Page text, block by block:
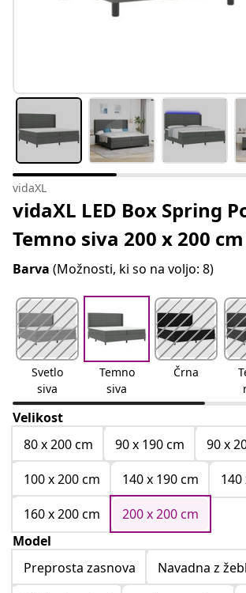
vidaXL
vidaXL LED Box Spring
Temno siva 200 x 200
Barva (Možnosti, ki so na voljo: 8)
Svetlo
siva
Temno
siva
Črna
Velikost
80 x 200 cm
90 x 190 cm
90 x
100 x 200 cm
140 x 190 cm
140
160 x 200 cm
200 x 200 cm
Model
Preprosta zasnova
Navadna z